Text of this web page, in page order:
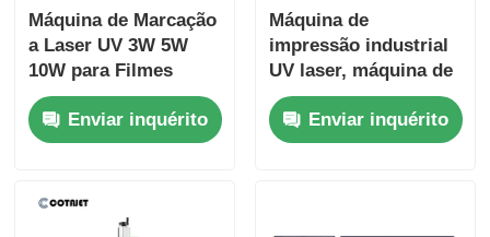
Máquina de Marcação
a Laser UV 3W 5W
10W para Filmes
Flexíveis / Plásticos
Rígidos 220V 50HZ
Enviar inquérito
Máquina de
impressão industrial
UV laser, máquina de
marcação UV laser
voadoraEnviar inquérito